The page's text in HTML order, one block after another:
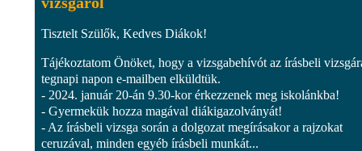
Tisztelt Szülők, Kedves Diákok!
Tájékoztatom Önöket, hogy a vizsgabehívót az írásbeli
tegnapi napon e-mailben elküldtük.
- 2024. január 20-án 9.30-kor érkezzenek meg iskolánkba!
- Gyermekük hozza magával diákigazolványát!
- Az írásbeli vizsga során a dolgozat megírásakor a rajzokat
ceruzával, minden egyéb írásbeli munkát...